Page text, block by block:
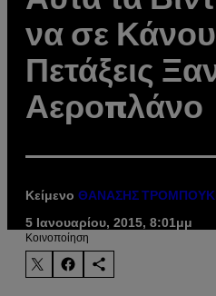
να σε
Πετάξεις
Αεροπλάνο
Κείμενο ΘΑΝΑΣΗΣ
5 Ιανουαρίου, 2015, 8:01μμ
Kοινοποίηση